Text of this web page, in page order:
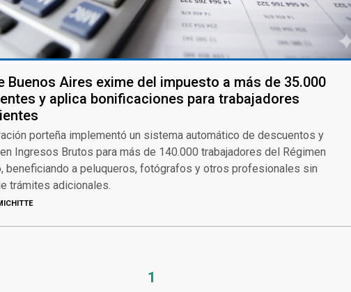
Buenos Aires exime del impuesto a más de 35.000
y aplica bonificaciones para trabajadores
porteña implementó un sistema automático de descuentos y
Ingresos Brutos para más de 140.000 trabajadores del Régimen
beneficiando a peluqueros, fotógrafos y otros profesionales sin
trámites adicionales.
1